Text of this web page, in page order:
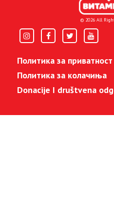
© 2026 All
Политика за приватност
Политика за колачиња
Donacije I društvena